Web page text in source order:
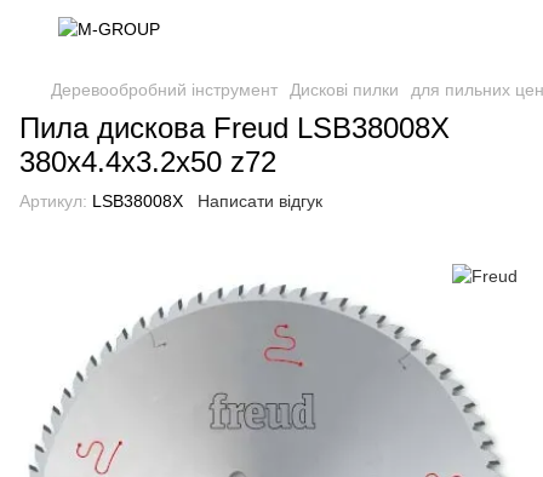
Деревообробний інструмент Дискові пилки для пильних
Пила дискова Freud LSB38008X
380х4.4х3.2х50 z72
Артикул: LSB38008X Написати відгук